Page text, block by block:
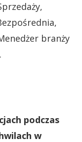
branży
podczas
w